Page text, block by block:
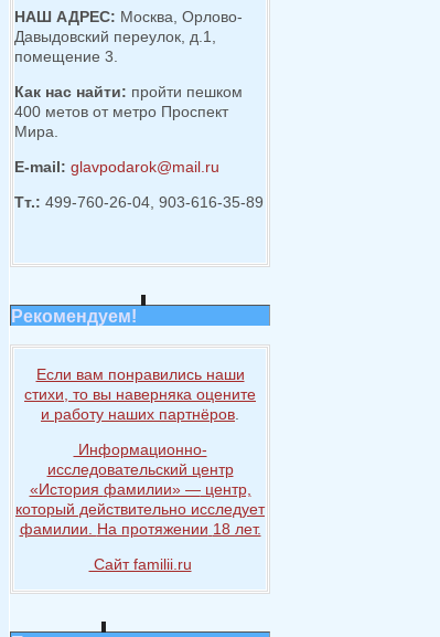
НАШ АДРЕС: Москва, Орлово-
Давыдовский переулок, д.1,
помещение 3.
Как нас найти: пройти пешком
400 метов от метро Проспект
Мира.
E-mail: glavpodarok@mail.ru
Тт.: 499-760-26-04, 903-616-35-89
Рекомендуем!
Если вам понравились наши
стихи, то вы наверняка оцените
и работу наших партнёров
Информационно-
исследовательский центр
«История фамилии» —центр,
который действительно исследует
фамилии. На протяжении 18 лет.
Сайт familii.ru